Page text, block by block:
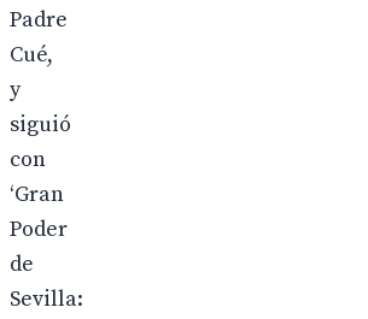
Padre
Cué,
y
siguió
con
‘Gran
Poder
de
Sevilla: